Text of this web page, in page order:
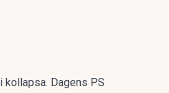
kollapsa. Dagens PS